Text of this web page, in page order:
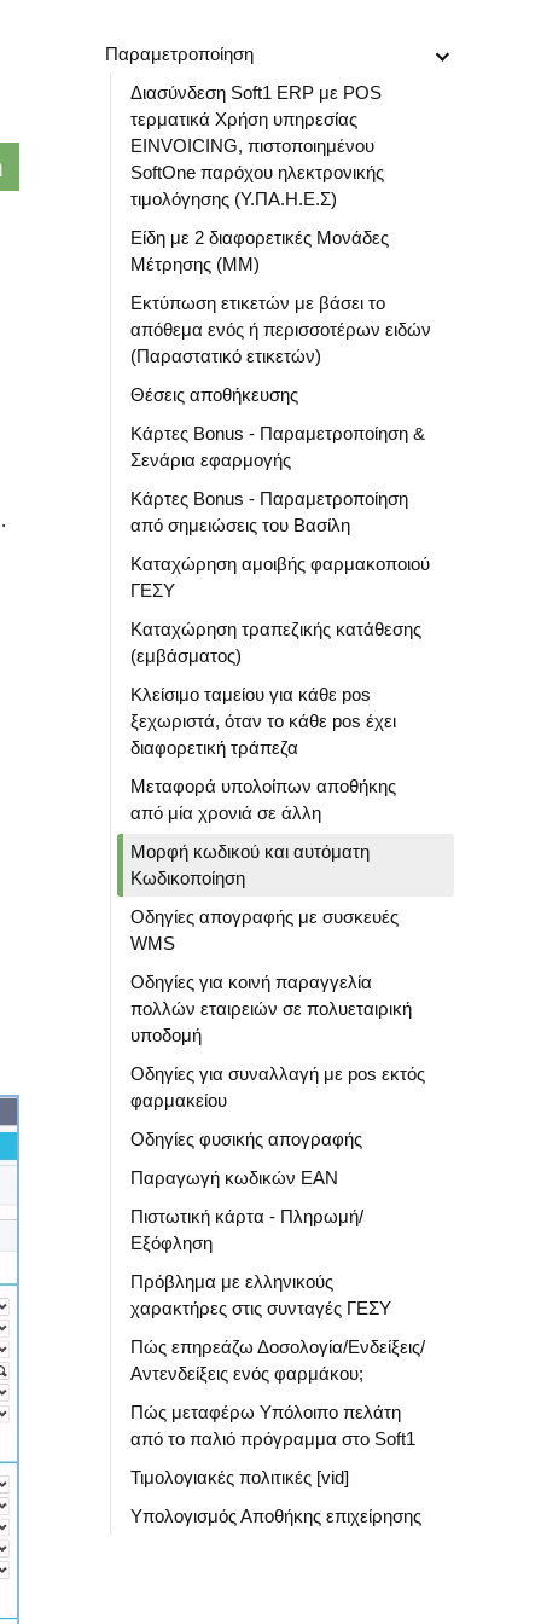
Παραμετροποίηση
Διασύνδεση Soft1 ERP με POS
τερματικά Χρήση υπηρεσίας
EINVOICING, πιστοποιημένου
SoftOne παρόχου ηλεκτρονικής
τιμολόγησης (Υ.ΠΑ.Η.Ε.Σ)
Είδη με 2 διαφορετικές Μονάδες
Μέτρησης (ΜΜ)
Εκτύπωση ετικετών με βάσει το
απόθεμα ενός ή περισσοτέρων ειδών
(Παραστατικό ετικετών)
Θέσεις αποθήκευσης
Κάρτες Bonus - Παραμετροποίηση &
Σενάρια εφαρμογής
Κάρτες Bonus - Παραμετροποίηση
από σημειώσεις του Βασίλη
Καταχώρηση αμοιβής φαρμακοποιού
ΓΕΣΥ
Καταχώρηση τραπεζικής κατάθεσης
(εμβάσματος)
Κλείσιμο ταμείου για κάθε pos
ξεχωριστά, όταν το κάθε pos έχει
διαφορετική τράπεζα
Μεταφορά υπολοίπων αποθήκης
από μία χρονιά σε άλλη
Μορφή κωδικού και αυτόματη
Κωδικοποίηση
Οδηγίες απογραφής με συσκευές
WMS
Οδηγίες για κοινή παραγγελία
πολλών εταιρειών σε πολυεταιρική
υποδομή
Οδηγίες για συναλλαγή με pos εκτός
φαρμακείου
Οδηγίες φυσικής απογραφής
Παραγωγή κωδικών ΕΑΝ
Πιστωτική κάρτα - Πληρωμή/
Εξόφληση
Πρόβλημα με ελληνικούς
χαρακτήρες στις συνταγές ΓΕΣΥ
Πώς επηρεάζω Δοσολογία/Ενδείξεις/
Αντενδείξεις ενός φαρμάκου;
Πώς μεταφέρω Υπόλοιπο πελάτη
από το παλιό πρόγραμμα στο Soft1
Τιμολογιακές πολιτικές [vid]
Υπολογισμός Αποθήκης επιχείρησης